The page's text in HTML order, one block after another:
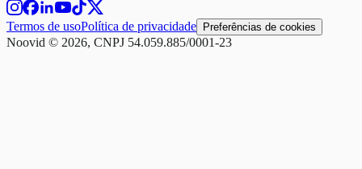
Termos de usoPolítica de privacidade Preferências de cookies
Noovid © 2026, CNPJ 54.059.885/0001-23